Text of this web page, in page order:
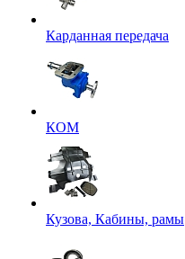
Карданная передача
КОМ
Кузова, Кабины, рамы